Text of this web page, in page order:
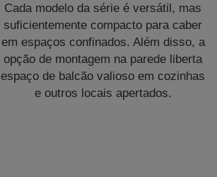
Cada modelo da série é versátil, mas
suficientemente compacto para caber
em espaços confinados. Além disso, a
opção de montagem na parede liberta
espaço de balcão valioso em cozinhas
e outros locais apertados.